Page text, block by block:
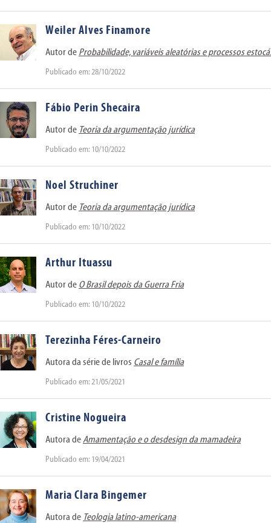
Weiler Alves Finamore
Autor de Probabilidade, variáveis aleatórias e processos
Publicado em: 28/10/2022
Fábio Perin Shecaira
Autor de Teoria da argumentação jurídica
Publicado em: 10/10/2022
Noel Struchiner
Autor de Teoria da argumentação jurídica
Publicado em: 10/10/2022
Arthur Ituassu
Autor de OBrasil depois da Guerra Fria
Publicado em: 10/10/2022
Terezinha Féres-Carneiro
Autora da série de livros Casal e família
Publicado em: 21/05/2021
Cristine Nogueira
Autora deAmamentação e o desdesign da mamadeira
Publicado em: 19/04/2021
Maria Clara Bingemer
Autora de Teologia latino-americana